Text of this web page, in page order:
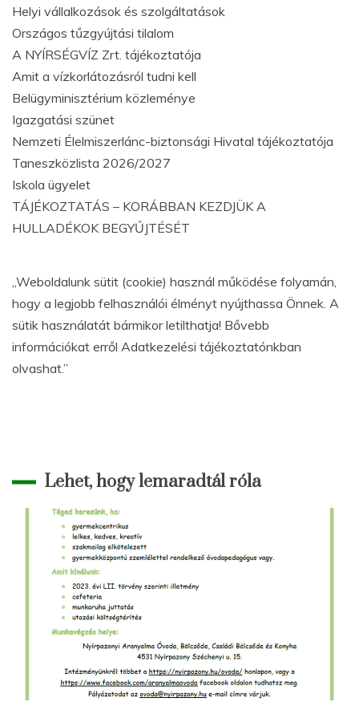
Helyi vállalkozások és szolgáltatások
Országos tűzgyújtási tilalom
A NYÍRSÉGVÍZ Zrt. tájékoztatója
Amit a vízkorlátozásról tudni kell
Belügyminisztérium közleménye
Igazgatási szünet
Nemzeti Élelmiszerlánc-biztonsági Hivatal tájékoztatója
Taneszközlista 2026/2027
Iskola ügyelet
TÁJÉKOZTATÁS – KORÁBBAN KEZDJÜK A
HULLADÉKOK BEGYŰJTÉSÉT
„Weboldalunk sütit (cookie) használ működése folyamán,
hogy a legjobb felhasználói élményt nyújthassa Önnek. A
sütik használatát bármikor letilthatja! Bővebb
információkat erről Adatkezelési tájékoztatónkban
olvashat.”
Lehet, hogy lemaradtál róla